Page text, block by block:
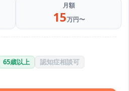
月額
15万円〜
65歳以上
認知症相談可